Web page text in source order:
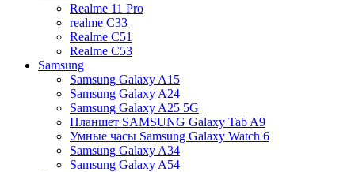
Realme 11 Pro
realme C33
Realme C51
Realme C53
Samsung
Samsung Galaxy A15
Samsung Galaxy A24
Samsung Galaxy A25 5G
Планшет SAMSUNG Galaxy Tab A9
Умные часы Samsung Galaxy Watch 6
Samsung Galaxy A34
Samsung Galaxy A54